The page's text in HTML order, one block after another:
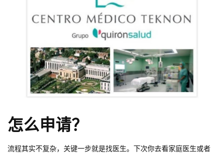
怎么申请？
流程其实不复杂，关键一步就是找医生。下次你去看家庭医生或者